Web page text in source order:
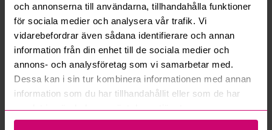
och annonserna till användarna, tillhandahålla funktioner
för sociala medier och analysera vår trafik. Vi
vidarebefordrar även sådana identifierare och annan
information från din enhet till de sociala medier och
annons- och analysföretag som vi samarbetar med.
Dessa kan i sin tur kombinera informationen med annan
information som du har tillhandahållit eller som de har
samlat in när du har använt deras tjänster.
Läs fler frågor och svar
Mer från samma kategori
Oanvänd